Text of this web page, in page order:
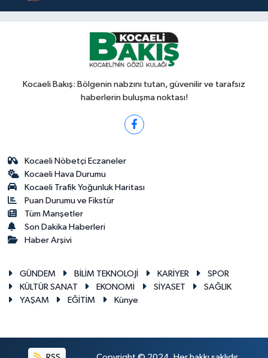
Kocaeli Bakış: Bölgenin nabzını tutan, güvenilir ve tarafsız
haberlerin buluşma noktası!
Kocaeli Nöbetçi Eczaneler
Kocaeli Hava Durumu
Kocaeli Trafik Yoğunluk Haritası
Puan Durumu ve Fikstür
Tüm Manşetler
Son Dakika Haberleri
Haber Arşivi
GÜNDEM BİLİM TEKNOLOJİ KARİYER
SPOR
KÜLTÜR SANAT
EKONOMİ SİYASET
SAĞLIK
YAŞAM
EĞİTİM Künye